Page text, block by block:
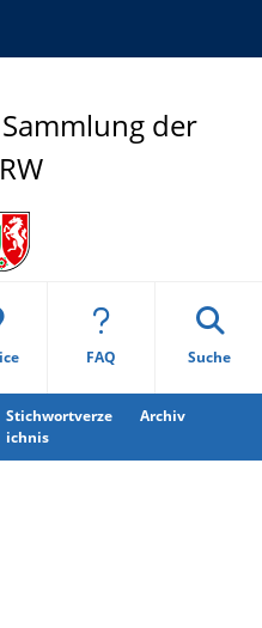
der
FAQ Suche
Stichwortverze
ichnis
Archiv